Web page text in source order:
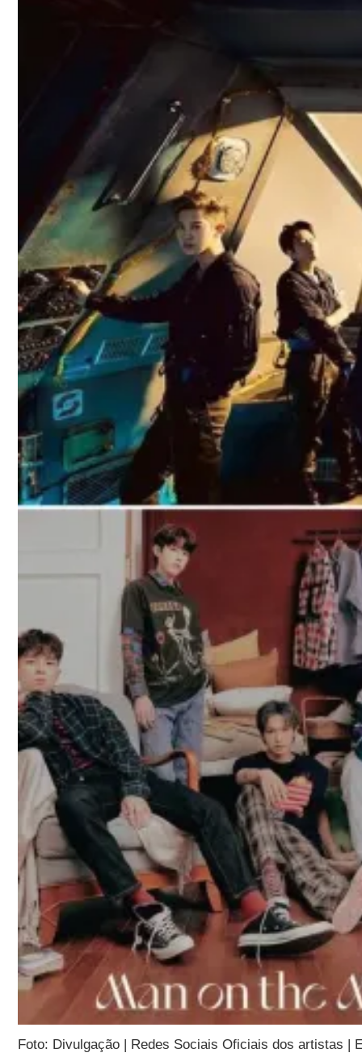
Foto: Divulgação | Redes Sociais Oficiais dos artistas |